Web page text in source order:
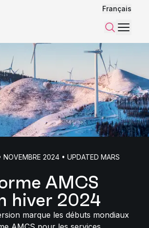
Français
Menu
NOVEMBRE 2024 • UPDATED MARS
AMCS
hiver 2024
marque les débuts mondiaux